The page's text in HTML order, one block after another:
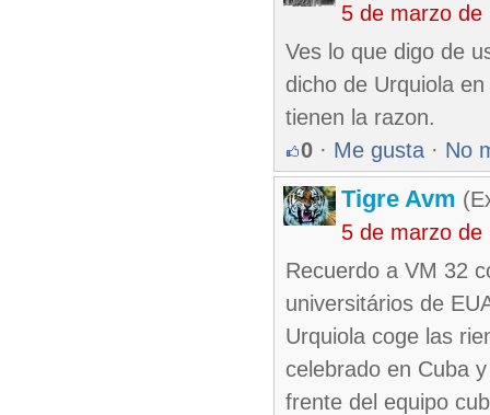
5 de marzo de
Ves lo que digo de
dicho de Urquiola
tienen la razon.
0 · Me gusta · No
Tigre Avm
5 de marzo de
Recuerdo a VM 32
universitários de
Urquiola coge las
celebrado en Cuba
frente del equipo